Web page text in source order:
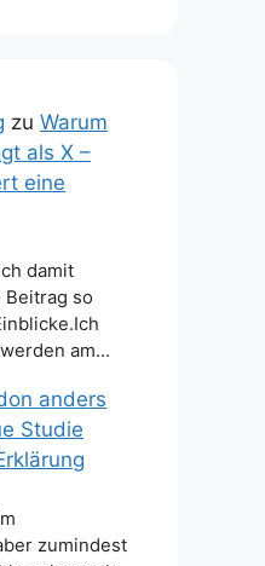
zu Warum
als X –
eine
damit
Beitrag so
am…
anders
Studie
zumindest